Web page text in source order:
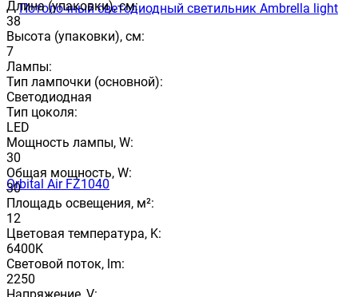
Длина (упаковки), см:
38
Высота (упаковки), см:
7
Лампы:
Тип лампочки (основной):
Светодиодная
Тип цоколя:
LED
Мощность лампы, W:
30
Общая мощность, W:
30
Площадь освещения, м²:
12
Цветовая температура, K:
6400K
Световой поток, lm:
2250